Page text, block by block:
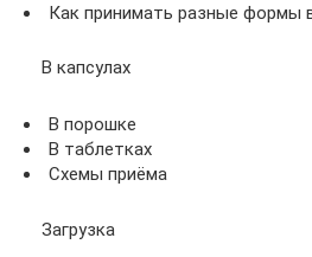
Как принимать разные формы
В капсулах
В порошке
В таблетках
Схемы приёма
Загрузка